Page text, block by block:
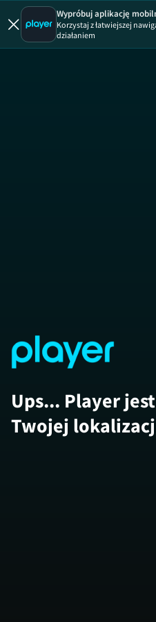
Wypróbuj aplikację
Korzystaj z łatwiejszej
działaniem
Ups... Player
Twojej